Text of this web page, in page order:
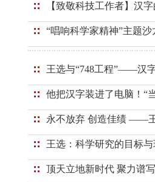
【致敬科技工作者】汉
“唱响科学家精神”主题
王选与“748工程”——汉
他把汉字装进了电脑！“
永不放弃 创造佳绩 ——
王选：科学研究的目标
顶天立地新时代 聚力谱